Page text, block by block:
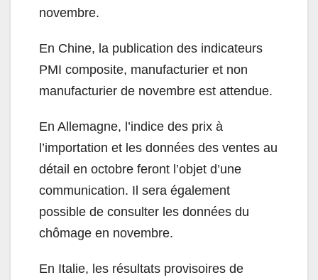
novembre.
En Chine, la publication des indicateurs
PMI composite, manufacturier et non
manufacturier de novembre est attendue.
En Allemagne, l’indice des prix à
l’importation et les données des ventes au
détail en octobre feront l’objet d’une
communication. Il sera également
possible de consulter les données du
chômage en novembre.
En Italie, les résultats provisoires de